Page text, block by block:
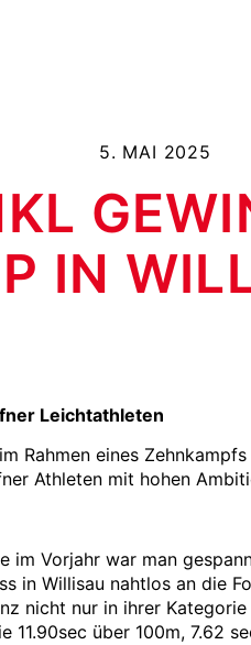
5. MAI 2025
IN
Leichtathleten
Rahmen eines
Athleten mit hohen
im Vorjahr war man
in Willisau nahtlos an die
nicht nur in ihrer
11.90sec über 100m, 7.62